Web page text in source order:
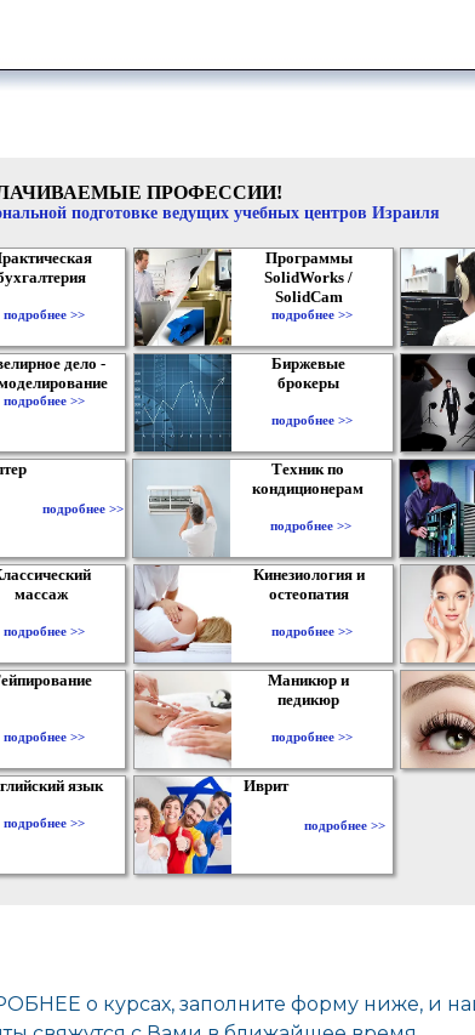
ПРОФЕССИИ!
подготовке ведущих учебных центров Израиля
подробнее >>
Программы
SolidWorks /
SolidCam
подробнее >>
дело -
подробнее >>
Биржевые
брокеры
подробнее >>
подробнее >>
Техник по
кондиционерам
подробнее >>
массаж
подробнее >>
Кинезиология и
остеопатия
подробнее >>
подробнее >>
Маникюр и
педикюр
подробнее >>
язык
подробнее >>
Иврит
подробнее >>